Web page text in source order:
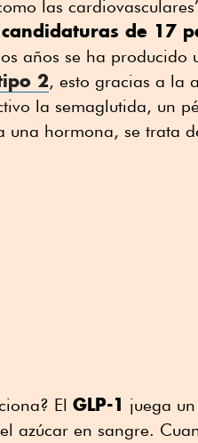
las
de 17
años se ha
2, esto gracias a la
la semaglutida, un
una hormona, se trata
El GLP-1 juega
azúcar en sangre.